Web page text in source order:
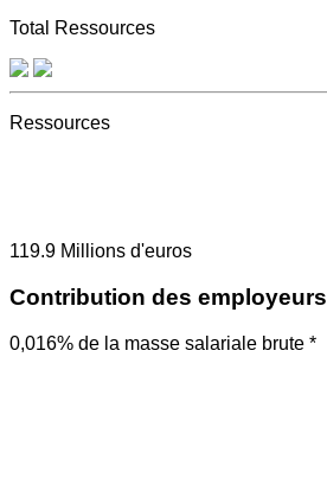
Total Ressources
Ressources
119.9 Millions d'euros
Contribution des employeurs
0,016% de la masse salariale brute *